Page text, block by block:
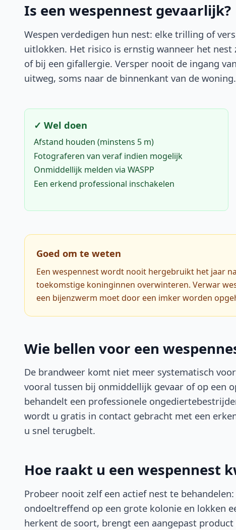
Is een wespennest gevaarlijk?
Wespen verdedigen hun nest: elke trilling of
uitlokken. Het risico is ernstig wanneer het
of bij een gifallergie. Versper nooit de ingang
uitweg, soms naar de binnenkant van de woning.
✓ Wel doen
Afstand houden (minstens 5 m)
Fotograferen van veraf indien mogelijk
Onmiddellijk melden via WASPP
Een erkend professional inschakelen
Goed om te weten
Een wespennest wordt nooit hergebruikt het jaar
toekomstige koninginnen overwinteren. Verwar
een bijenzwerm moet door een imker worden
Wie bellen voor een
De brandweer komt niet meer systematisch
vooral tussen bij onmiddellijk gevaar of op een
behandelt een professionele
wordt u gratis in contact gebracht met een
u snel terugbelt.
Hoe raakt u een wespennest
Probeer nooit zelf een actief nest te
ondoeltreffend op een grote kolonie en lokken
herkent de soort, brengt een aangepast